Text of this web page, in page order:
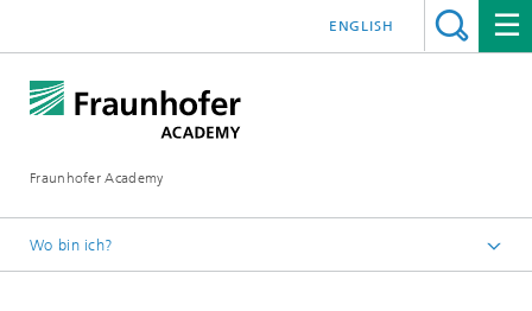
Fraunhofer Academy
ENGLISH
Wo bin ich?